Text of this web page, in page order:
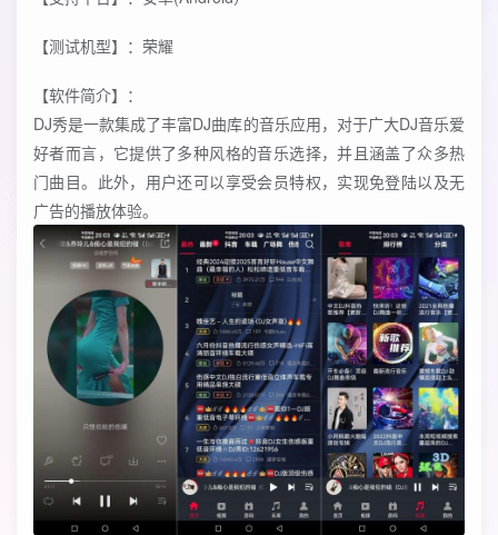
【测试机型】：荣耀
【软件简介】：
DJ秀是一款集成了丰富DJ曲库的音乐应用，对于广大DJ音乐爱
好者而言，它提供了多种风格的音乐选择，并且涵盖了众多热
门曲目。此外，用户还可以享受会员特权，实现免登陆以及无
广告的播放体验。